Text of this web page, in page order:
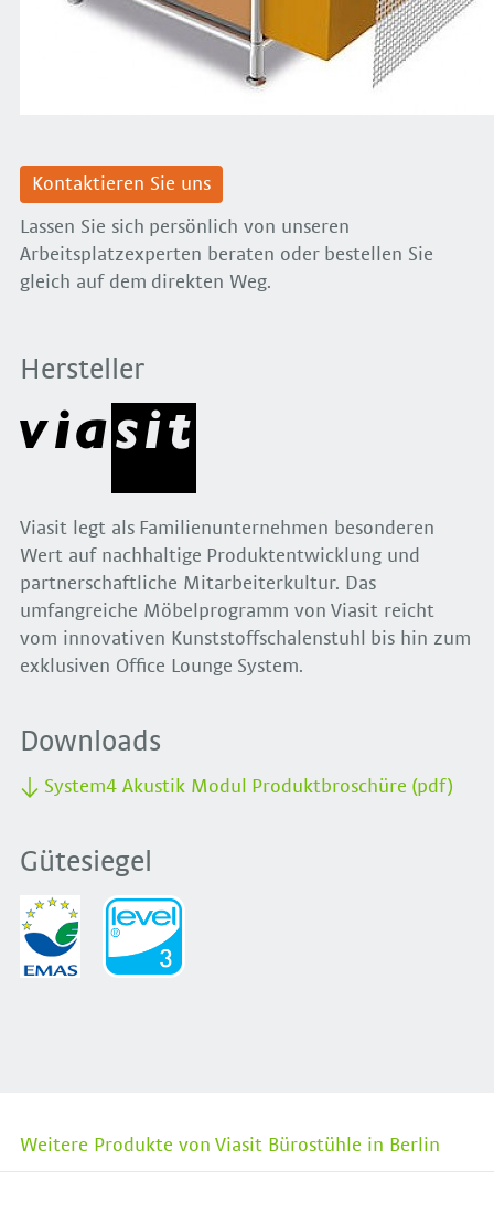
Kontaktieren Sie uns
Lassen Sie sich persönlich von unseren
Arbeitsplatzexperten beraten oder bestellen Sie
gleich auf dem direkten Weg.
Hersteller
Viasit legt als Familienunternehmen besonderen
Wert auf nachhaltige Produktentwicklung und
partnerschaftliche Mitarbeiterkultur. Das
umfangreiche Möbelprogramm von Viasit reicht
vom innovativen Kunststoffschalenstuhl bis hin zum
exklusiven Office Lounge System.
Downloads
System4 Akustik Modul Produktbroschüre (pdf)
Gütesiegel
Weitere Produkte von Viasit Bürostühle in Berlin